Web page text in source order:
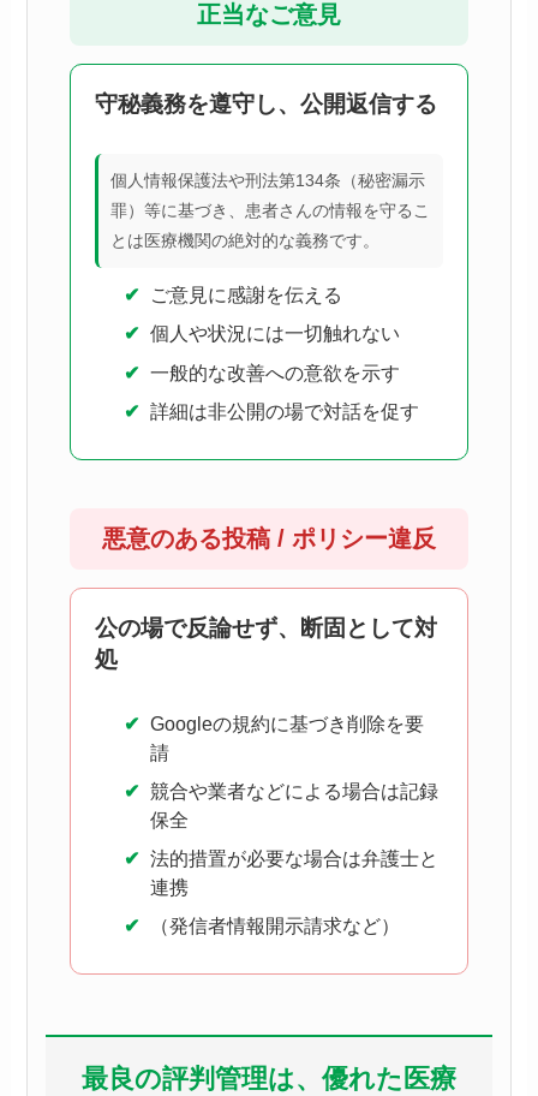
正当なご意見
守秘義務を遵守し、公開返信する
個人情報保護法や刑法第134条（秘密漏示
罪）等に基づき、患者さんの情報を守るこ
とは医療機関の絶対的な義務です。
ご意見に感謝を伝える
個人や状況には一切触れない
一般的な改善への意欲を示す
詳細は非公開の場で対話を促す
悪意のある投稿 / ポリシー違反
公の場で反論せず、断固として対
処
Googleの規約に基づき削除を要
請
競合や業者などによる場合は記録
保全
法的措置が必要な場合は弁護士と
連携
（発信者情報開示請求など）
最良の評判管理は、優れた医療